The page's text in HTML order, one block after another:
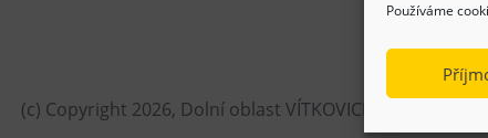
Používáme
(c) Copyright 2026, Dolní oblast VÍTKOVICE, z.s.